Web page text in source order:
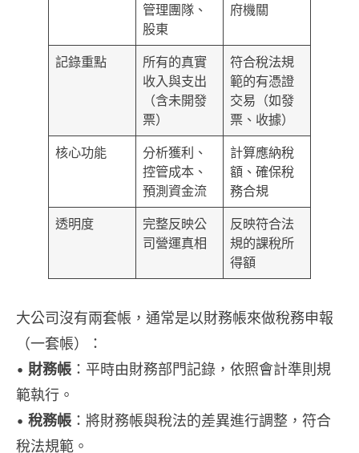
管理團隊、
股東
府機關
記錄重點
所有的真實
收入與支出
（含未開發
票）
符合稅法規
範的有憑證
交易（如發
票、收據）
核心功能
分析獲利、
控管成本、
預測資金流
計算應納稅
額、確保稅
務合規
透明度
完整反映公
司營運真相
反映符合法
規的課稅所
得額
大公司沒有兩套帳，通常是以財務帳來做稅務申報
（一套帳）：
• 財務帳 ：平時由財務部門記錄，依照會計準則規
範執行。
• 稅務帳 ：將財務帳與稅法的差異進行調整，符合
稅法規範。